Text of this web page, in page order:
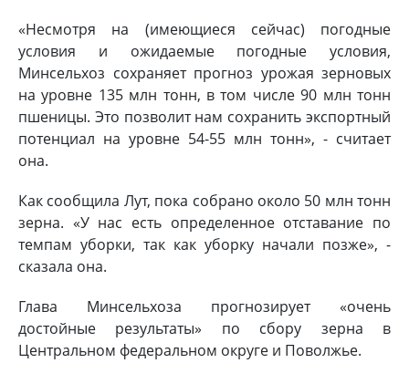
«Несмотря на (имеющиеся сейчас) погодные
условия и ожидаемые погодные условия,
Минсельхоз сохраняет прогноз урожая зерновых
на уровне 135 млн тонн, в том числе 90 млн тонн
пшеницы. Это позволит нам сохранить экспортный
потенциал на уровне 54-55 млн тонн», - считает
она.
Как сообщила Лут, пока собрано около 50 млн тонн
зерна. «У нас есть определенное отставание по
темпам уборки, так как уборку начали позже», -
сказала она.
Глава Минсельхоза прогнозирует «очень
достойные результаты» по сбору зерна в
Центральном федеральном округе и Поволжье.